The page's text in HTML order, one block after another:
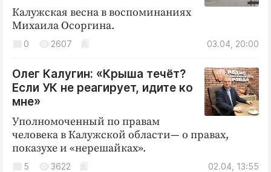
Калужская весна в воспоминаниях
Михаила Осоргина.
03.04, 20:00
0 2607
Олег Калугин: «Крыша течёт?
Если УК не реагирует, идите ко
мне»
Уполномоченный по правам
человека в Калужской области— о правах,
показухе и «нерешайках».
02.04, 13:55
5 3622